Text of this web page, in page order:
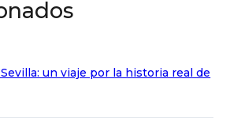
un viaje por la historia real de